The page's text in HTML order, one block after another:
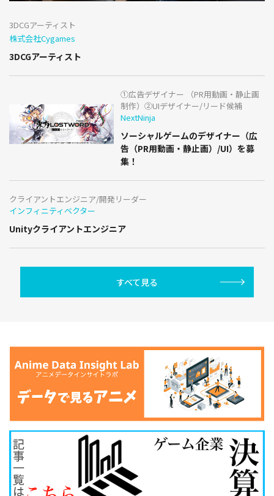
3DCGアーティスト
株式会社Cygames
3DCGアーティスト
①広告デザイナー （PR用動画・静止画
制作）②UIデザイナー/リード候補
NextNinja
ソーシャルゲームのデザイナー（広
告（PR用動画・静止画）/UI）を募
集！
クライアントエンジニア/開発リーダー
インフィニティベクター
Unityクライアントエンジニア
すべて見る